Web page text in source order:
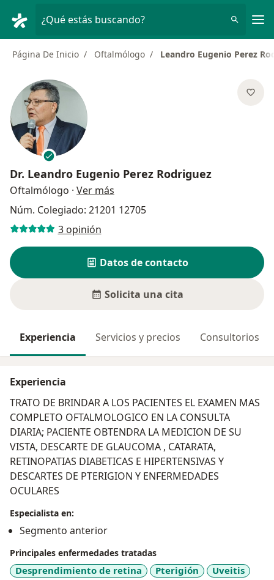
¿Qué estás buscando?
Página De Inicio Oftalmólogo Leandro Eugenio Perez
Dr. Leandro Eugenio Perez Rodriguez
Oftalmólogo · Ver más
Núm. Colegiado: 21201 12705
3 opinión
Datos de contacto
Solicita una cita
Experiencia Servicios y precios Consultorios
Experiencia
TRATO DE BRINDAR A LOS PACIENTES EL EXAMEN MAS
COMPLETO OFTALMOLOGICO EN LA CONSULTA
DIARIA; PACIENTE OBTENDRA LA MEDICION DE SU
VISTA, DESCARTE DE GLAUCOMA , CATARATA,
RETINOPATIAS DIABETICAS E HIPERTENSIVAS Y
DESCARTES DE PTERIGION Y ENFERMEDADES
OCULARES
Especialista en:
Segmento anterior
Principales enfermedades tratadas
Desprendimiento de retina Pterigión
Uveitis